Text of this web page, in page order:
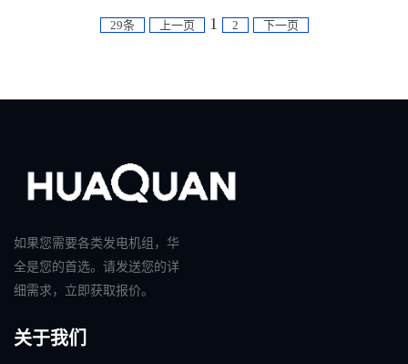
29条 上一页 1 2 下一页
如果您需要各类发电机组，华
全是您的首选。请发送您的详
细需求，立即获取报价。
关于我们